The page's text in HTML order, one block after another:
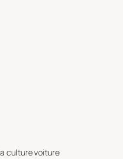
culture voiture